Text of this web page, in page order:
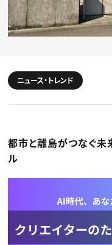
CREATIVE JOB求人
特集求人
採用説明会
転職支援サービス
CONTENTS
スキルアップしたい！ ト
プログラミング
ディレクション
お役立ち基礎知識
アプリクリエイター
ゲームクリエイター
映像クリエイター
マーケッター
クリエイターインタビ
ニュース・トレンド
ニュース・トレンド ト
ゲーム・エンタメ
出版
CREATIVE VILLAGE
ニュース・トレンド
都市と離島がつなぐ
ル